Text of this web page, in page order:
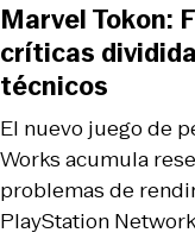
El nuevo juego de
Works acumula
problemas de
PlayStation
Marvel Tokon:
críticas
técnicos